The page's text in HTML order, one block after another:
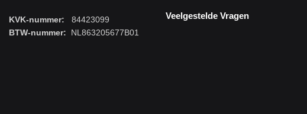
KVK-nummer: 84423099
BTW-nummer: NL863205677B01
Veelgestelde Vragen